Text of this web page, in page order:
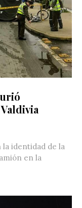
identidad de la
en la